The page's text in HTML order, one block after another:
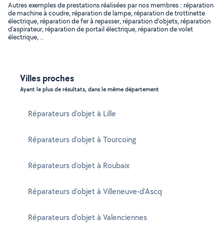
Autres exemples de prestations réalisées par nos membres : réparation
de machine à coudre, réparation de lampe, réparation de trottinette
électrique, réparation de fer à repasser, réparation d'objets, réparation
d'aspirateur, réparation de portail électrique, réparation de volet
électrique, ..
Villes proches
Ayant le plus de résultats, dans le même département
Réparateurs d'objet à Lille
Réparateurs d'objet à Tourcoing
Réparateurs d'objet à Roubaix
Réparateurs d'objet à Villeneuve-d'Ascq
Réparateurs d'objet à Valenciennes